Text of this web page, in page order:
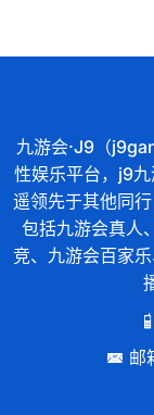
九游会·J9（
性娱乐平台，j9
遥领先于其他同
包括九游会真人
竞、九游会百家
邮